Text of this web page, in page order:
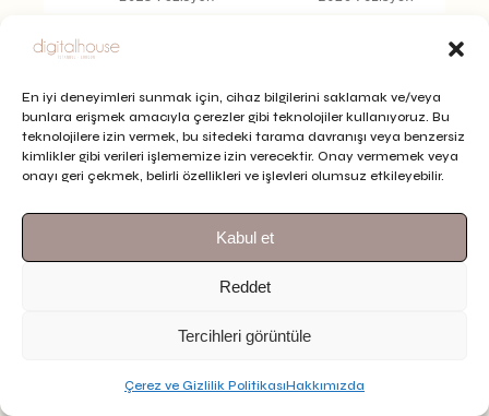
En iyi deneyimleri sunmak için, cihaz bilgilerini saklamak ve/veya
bunlara erişmek amacıyla çerezler gibi teknolojiler kullanıyoruz. Bu
teknolojilere izin vermek, bu sitedeki tarama davranışı veya benzersiz
kimlikler gibi verileri işlememize izin verecektir. Onay vermemek veya
onayı geri çekmek, belirli özellikleri ve işlevleri olumsuz etkileyebilir.
Kabul et
Reddet
Tercihleri görüntüle
Çerez ve Gizlilik PolitikasıHakkımızda
triko tişört
“triko tişört”kelimesinde24. sıradan 8.
sırayayükselerek 16 basamaklık iyileşme
sağlanmıştır.